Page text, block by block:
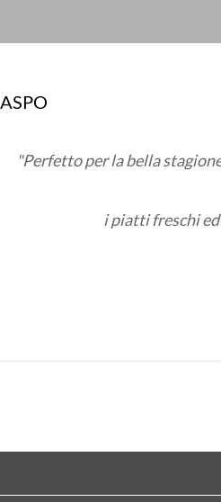
ASPO
"Perfetto per la bella
i piatti freschi